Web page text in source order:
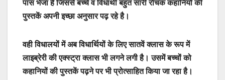
पास भेजा है जिससे बच्चे व विधार्थी बहुत सारी रोचक कहानियों की
पुस्तकें अपनी इच्छा अनुसार पढ़ रहे है।
वही विधालयों में अब विधार्थियों के लिए सातवें क्लास के रूप में
लाइब्रेरी की एक्स्ट्रा क्लास भी लगने लगी है। उसमें बच्चों को
कहानियों की पुस्तकें पढ़ने पर भी प्रोत्साहित किया जा रहा है।